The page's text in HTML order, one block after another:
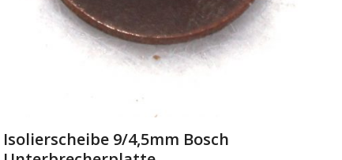
Isolierscheibe 9/4,5mm Bosch